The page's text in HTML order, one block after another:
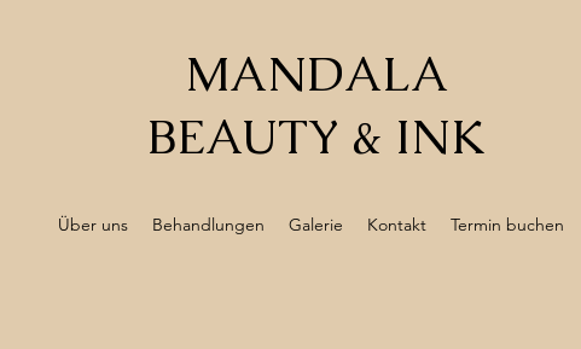
MANDALA
BEAUTY & INK
Über uns Behandlungen Galerie Kontakt Termin buchen